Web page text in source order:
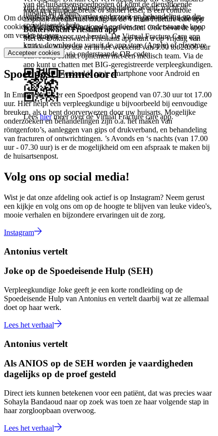
van de huisartsenspoedposten of komt de dienstdoende
huisarts bij u thuis.
Dokterswacht Friesland app
Met de Dokterswacht Friesland app kunt u op vrijdag van
17.00 tot 20.00 uur en in het weekend van 9.00 tot 20.00 uur
eenvoudig contact opnemen met een medisch team. Via de
app kunt u chatten met BIG-geregistreerde verpleegkundigen.
Deze app download je op je smartphone voor Android en
Apple.
zijn (of naar de huisartsenpost tijdens avond, nacht of
weekend), of een verder onderzoek en behandeling op de
spoedeisende hulp.
Voor een simpele breuk of stabiel letsel, is een controle
afspraak meestal niet nodig. In de Virtual Fracture care app
kunt u informatie over uw letsel vinden. Ook bevat de app
oefeningen voor uw herstel. De Virtual Fracture Care app
kunt u downloaden vanuit de app store (Apple) of playstore
(Android), of via onderstaande QR-code:
Leeshiermeer over de Virtual Fracture care app.
Om de video te bekijken, dient u akkoord te gaan met functionele
cookies. Accepteer de functionele cookies met onderstaande knop
om verder te gaan.
Accepteer cookies
Spoedpost Emmeloord
In Emmeloord is er een Spoedpost geopend van 07.30 uur tot 17.00
uur. Hier helpt een verpleegkundige u bijvoorbeeld bij eenvoudige
breuken, als u bent doorverwezen door uw huisarts. Mogelijke
onderzoeken en behandelingen zijn o.a. het maken van
röntgenfoto’s, aanleggen van gips of drukverband, en behandeling
van fracturen of ontwrichtingen. ’s Avonds en ‘s nachts (van 17.00
uur - 07.30 uur) is er de mogelijkheid om een afspraak te maken bij
de huisartsenpost.
Volg ons op social media!
Wist je dat onze afdeling ook actief is op Instagram? Neem gerust
een kijkje en volg ons om op de hoogte te blijven van leuke video's,
mooie verhalen en bijzondere ervaringen uit de zorg.
Instagram
Antonius vertelt
Joke op de Spoedeisende Hulp (SEH)
Verpleegkundige Joke geeft je een korte rondleiding op de
Spoedeisende Hulp van Antonius en vertelt daarbij wat ze allemaal
doet op haar werk.
Lees het verhaal
Antonius vertelt
Als ANIOS op de SEH worden je vaardigheden
dagelijks op de proef gesteld
Direct iets kunnen betekenen voor een patiënt, dat was precies waar
Sohayla Bandaoud naar op zoek was toen ze haar volgende stap in
haar zorgloopbaan overwoog.
Lees het verhaal